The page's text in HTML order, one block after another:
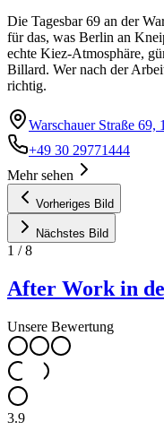
Die Tagesbar 69 an der
für das, was Berlin an
echte Kiez-Atmosphäre,
Billard. Wer nach der
richtig.
Warschauer Straße
+49 30 29771444
Mehr sehen
Vorheriges Bild
Nächstes Bild
1 /8
After Work in
Unsere Bewertung
3.9